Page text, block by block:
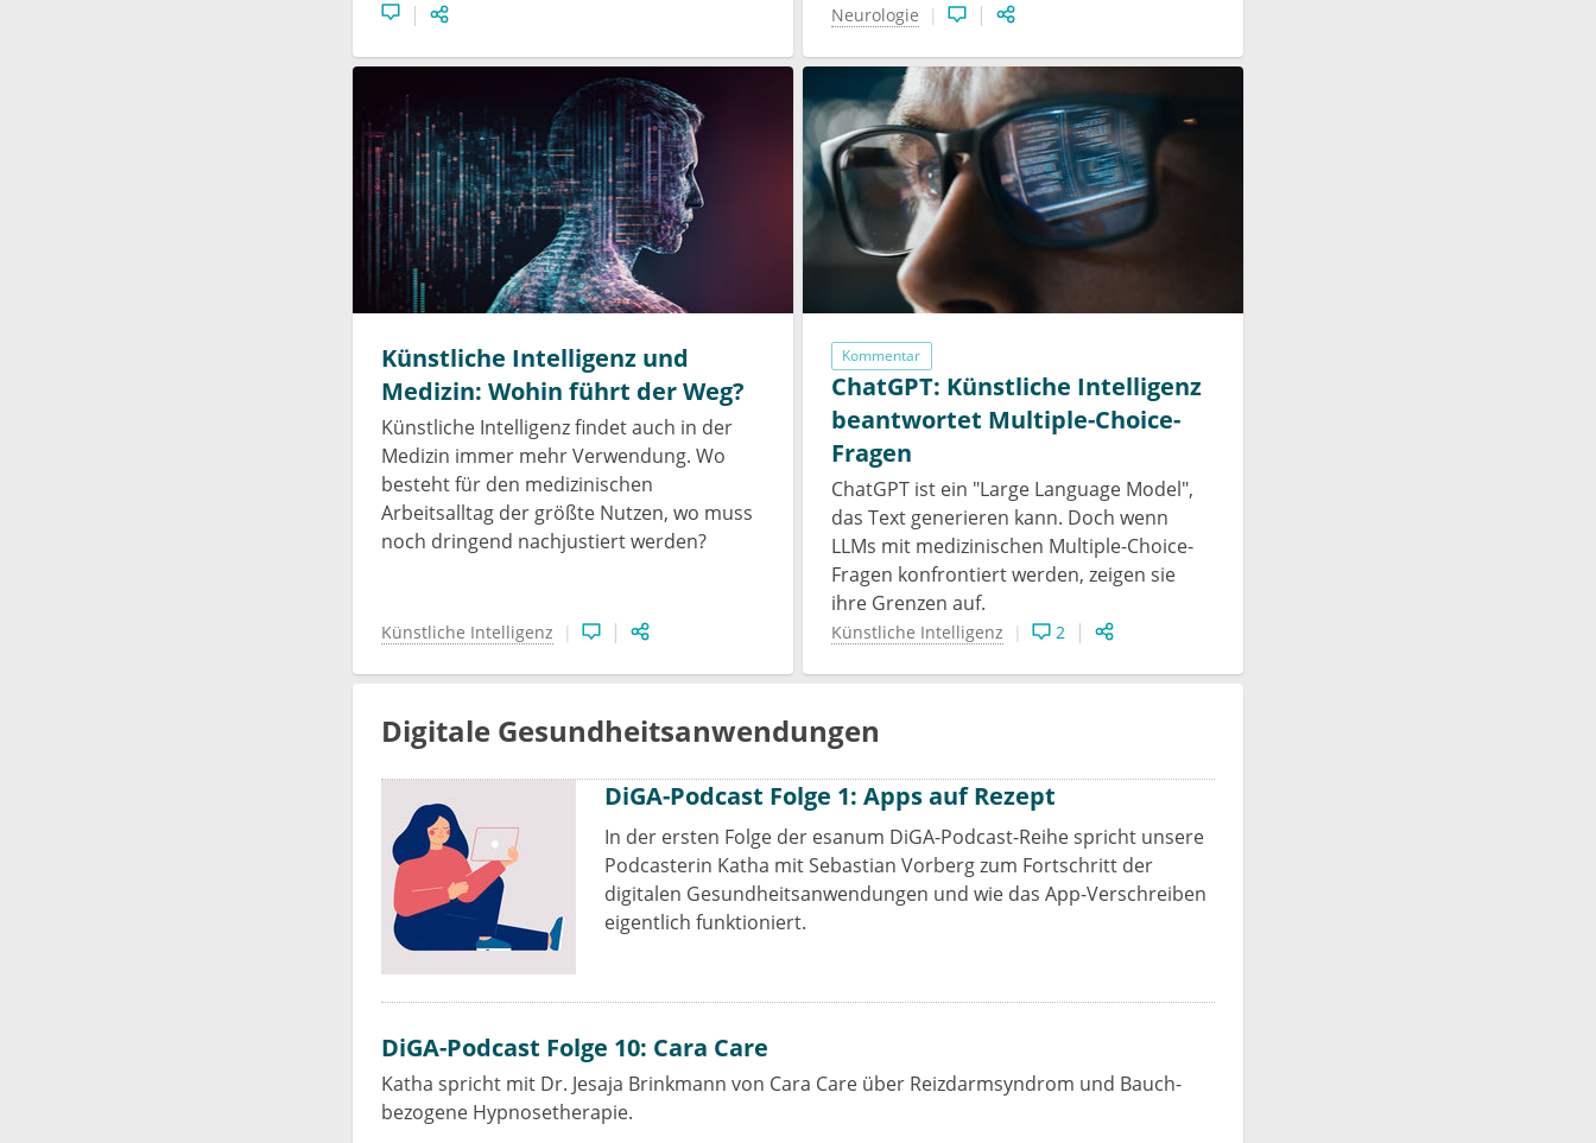
Neurologie
Künstliche Intelligenz und
Medizin: Wohin führt der Weg?
Künstliche Intelligenz findet auch in der
Medizin immer mehr Verwendung. Wo
besteht für den medizinischen
Arbeitsalltag der größte Nutzen, wo muss
noch dringend nachjustiert werden?
Künstliche Intelligenz
Kommentar
ChatGPT: Künstliche Intelligenz
beantwortet Multiple-Choice-
Fragen
ChatGPT ist ein "Large Language Model",
das Text generieren kann. Doch wenn
LLMs mit medizinischen Multiple-Choice-
Fragen konfrontiert werden, zeigen sie
ihre Grenzen auf.
Künstliche Intelligenz 2
Digitale Gesundheitsanwendungen
DiGA-Podcast Folge 1: Apps auf Rezept
In der ersten Folge der esanum DiGA-Podcast-Reihe spricht unsere
Podcasterin Katha mit Sebastian Vorberg zum Fortschritt der
digitalen Gesundheitsanwendungen und wie das App-Verschreiben
eigentlich funktioniert.
DiGA-Podcast Folge 10: Cara Care
Katha spricht mit Dr. Jesaja Brinkmann von Cara Care über Reizdarmsyndrom und Bauch-
bezogene Hypnosetherapie.